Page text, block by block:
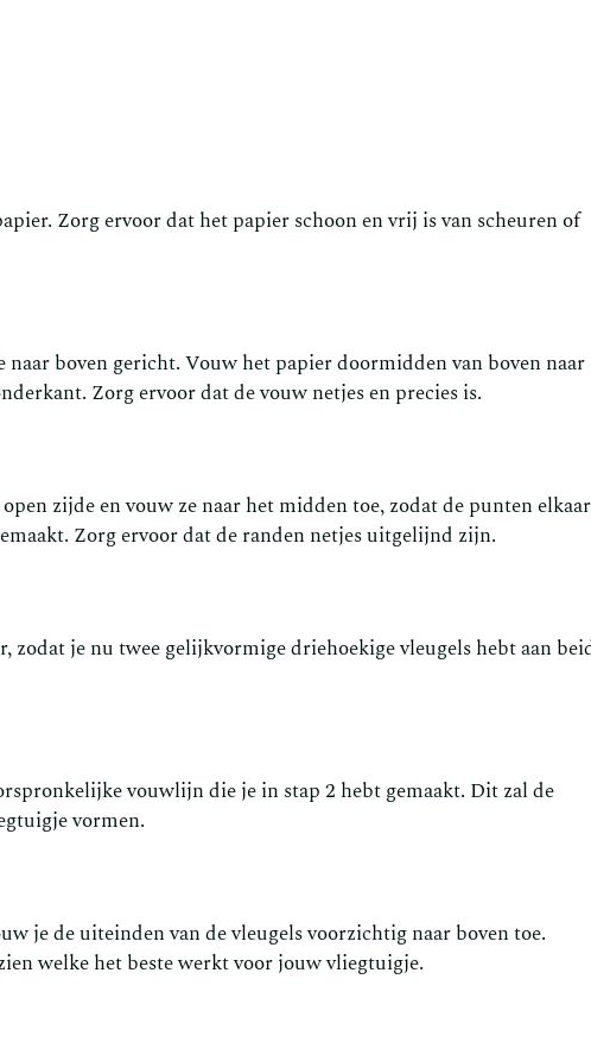
Zorg ervoor dat het papier schoon en vrij is van scheuren of
boven gericht. Vouw het papier doormidden van boven naar
Zorg ervoor dat de vouw netjes en precies is.
zijde en vouw ze naar het midden toe, zodat de punten elkaar
Zorg ervoor dat de randen netjes uitgelijnd zijn.
zodat je nu twee gelijkvormige driehoekige vleugels hebt aan
vouwlijn die je in stap 2 hebt gemaakt. Dit zal de
vormen.
je de uiteinden van de vleugels voorzichtig naar boven toe.
welke het beste werkt voor jouw vliegtuigje.